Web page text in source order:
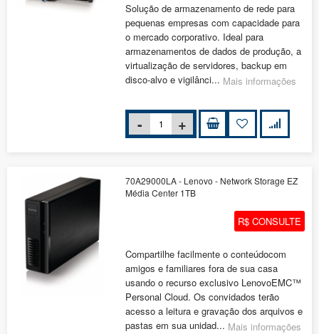
Solução de armazenamento de rede para
pequenas empresas com capacidade para
o mercado corporativo. Ideal para
armazenamentos de dados de produção, a
virtualização de servidores, backup em
disco-alvo e vigilânci... Mais informações
70A29000LA - Lenovo - Network Storage EZ
Média Center 1TB
R$ CONSULTE
Compartilhe facilmente o conteúdocom
amigos e familiares fora de sua casa
usando o recurso exclusivo LenovoEMC™
Personal Cloud. Os convidados terão
acesso a leitura e gravação dos arquivos e
pastas em sua unidad... Mais informações